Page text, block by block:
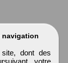
navigation
dont des
votre